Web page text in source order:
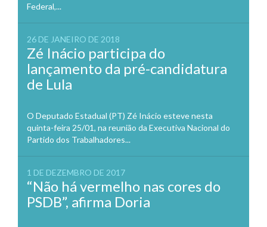
Federal,...
26 DE JANEIRO DE 2018
Zé Inácio participa do
lançamento da pré-candidatura
de Lula
O Deputado Estadual (PT) Zé Inácio esteve nesta
quinta-feira 25/01, na reunião da Executiva Nacional do
Partido dos Trabalhadores...
1 DE DEZEMBRO DE 2017
“Não há vermelho nas cores do
PSDB”, afirma Doria